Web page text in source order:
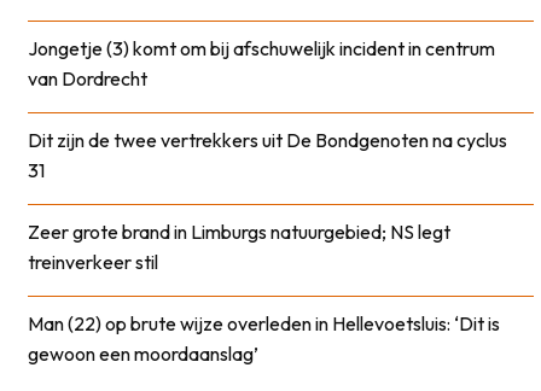
Jongetje (3) komt om bij afschuwelijk incident in centrum
van Dordrecht
Dit zijn de twee vertrekkers uit De Bondgenoten na cyclus
31
Zeer grote brand in Limburgs natuurgebied; NS legt
treinverkeer stil
Man (22) op brute wijze overleden in Hellevoetsluis: ‘Dit is
gewoon een moordaanslag’